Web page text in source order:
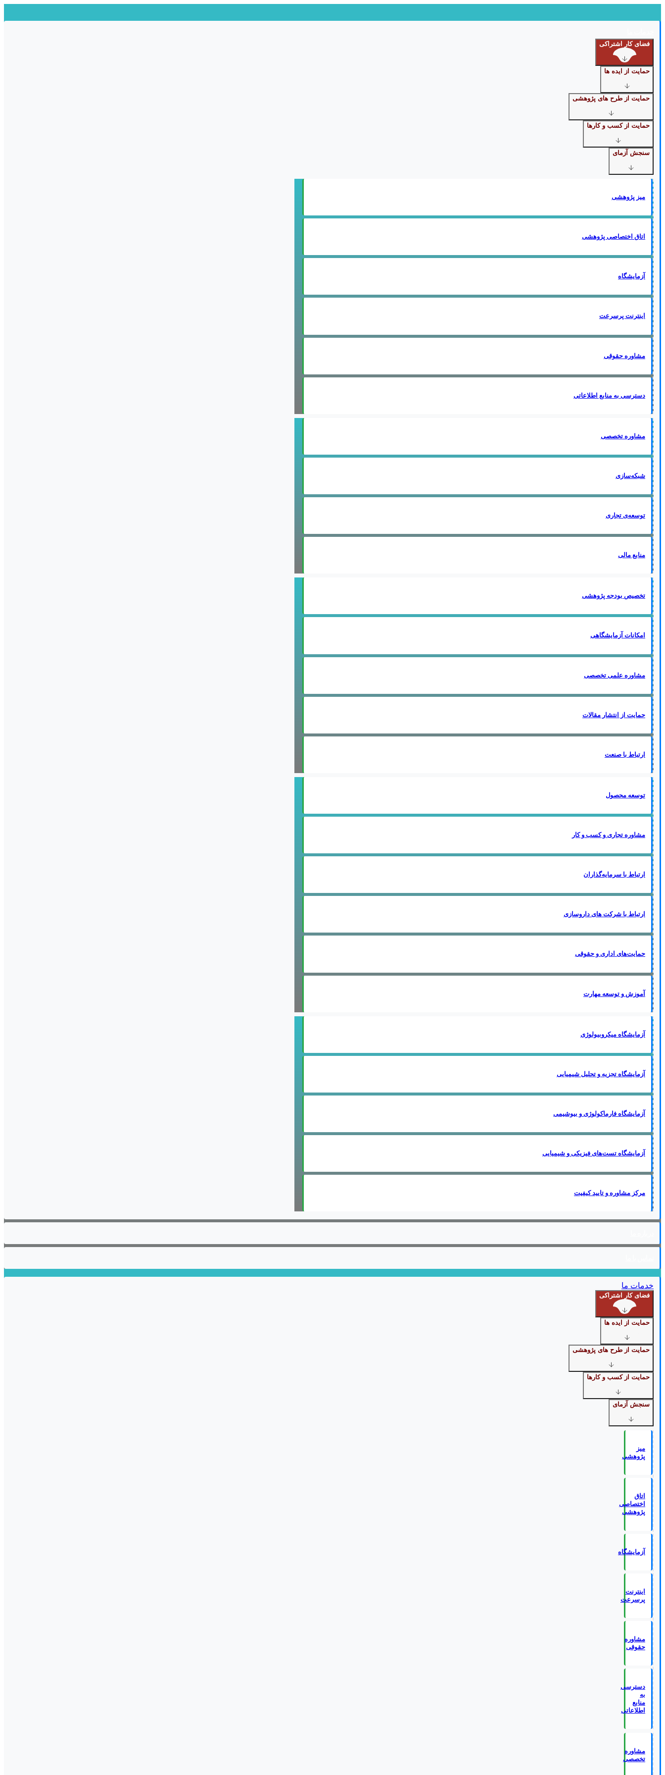
فضای کار اشتراکی
حمایت از ایده ها
حمایت از طرح های پژوهشی
حمایت از کسب و کارها
سنجش آزمای
میز پژوهشی
اتاق اختصاصی پژوهشی
آزمایشگاه
اینترنت پرسرعت
مشاوره حقوقی
دسترسی به منابع اطلاعاتی
مشاوره تخصصی
شبکه‌سازی
توسعه‌ی تجاری
منابع مالی
تخصیص بودجه پژوهشی
امکانات آزمایشگاهی
مشاوره علمی تخصصی
حمایت از انتشار مقالات
ارتباط با صنعت
توسعه محصول
مشاوره تجاری و کسب و کار
ارتباط با سرمایه‌گذاران
ارتباط با شرکت های داروسازی
حمایت‌های اداری و حقوقی
آموزش و توسعه مهارت
آزمایشگاه میکروبیولوژی
آزمایشگاه تجزیه و تحلیل شیمیایی
آزمایشگاه فارماکولوژی و بیوشیمی
آزمایشگاه تست‌های فیزیکی و شیمیایی
مرکز مشاوره و تایید کیفیت
خدمات ما
فضای کار اشتراکی
حمایت از ایده ها
حمایت از طرح های پژوهشی
حمایت از کسب و کارها
سنجش آزمای
میز
پژوهشی
اتاق
اختصاصی
پژوهشی
آزمایشگاه
اینترنت
پرسرعت
مشاوره
حقوقی
دسترسی
به
منابع
اطلاعاتی
مشاوره
تخصصی